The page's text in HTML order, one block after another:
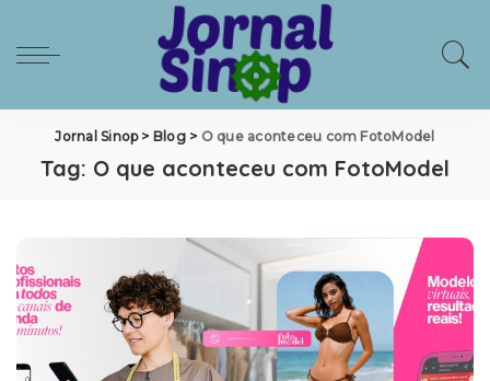
Jornal Sinop> Blog> O que aconteceu com FotoModel
Tag: O que aconteceu com FotoModel